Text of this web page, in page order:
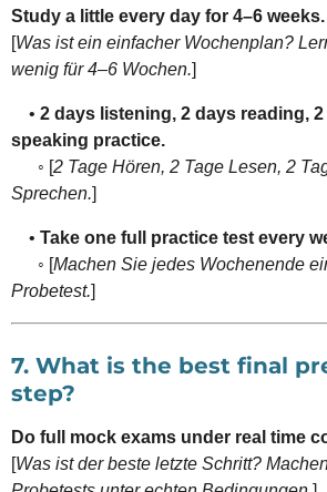
Study a little every day for 4–6 weeks.
[Was ist ein einfacher Wochenplan?
wenig für 4–6 Wochen.]
• 2 days listening, 2 days reading,
speaking practice.
◦ [2 Tage Hören, 2 Tage Lesen, 2
Sprechen.]
• Take one full practice test every
◦ [Machen Sie jedes Wochenende
Probetest.]
7. What is the best final
step?
Do full mock exams under real time
[Was ist der beste letzte Schritt?